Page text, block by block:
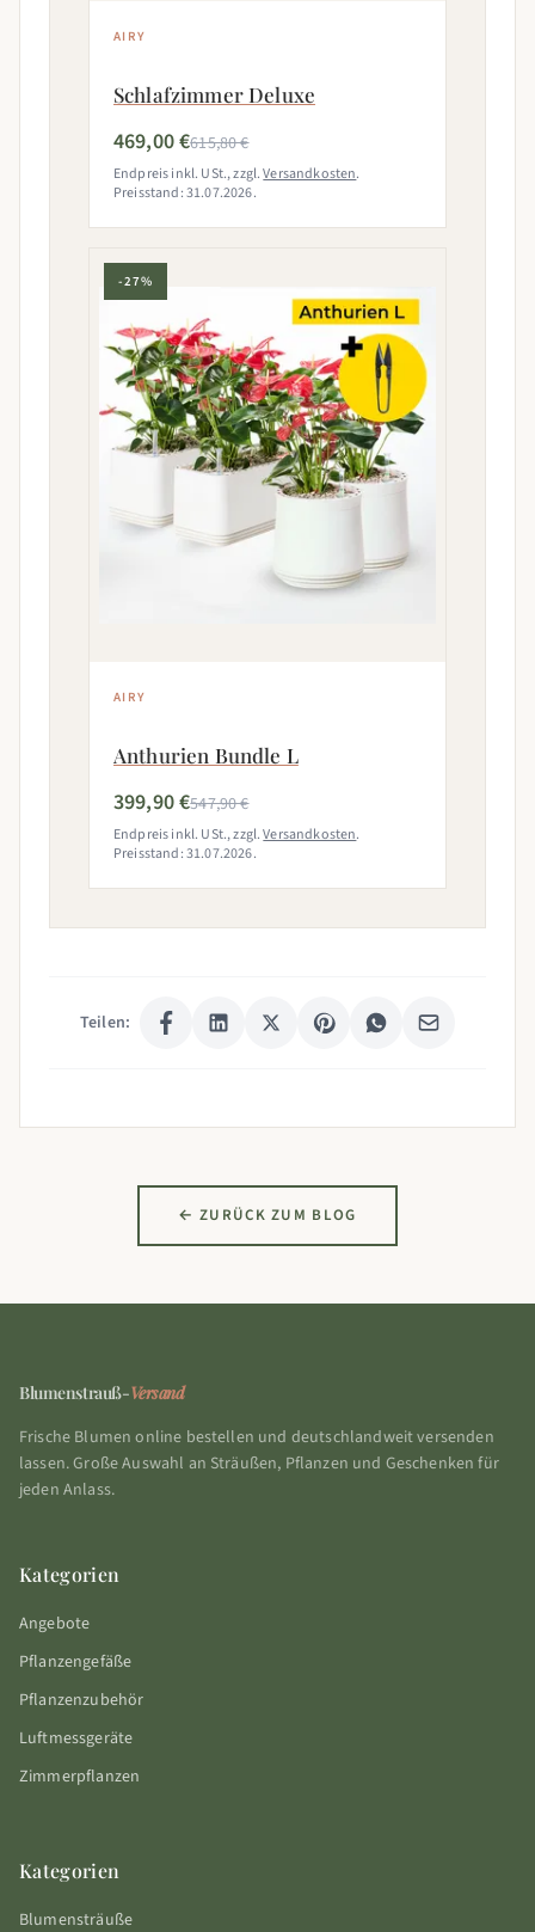
AIRY
Schlafzimmer Deluxe
469,00 €615,80 €
Endpreis inkl. USt., zzgl.Versandkosten.
Preisstand: 31.07.2026.
-27%
AIRY
Anthurien Bundle L
399,90 €547,90 €
Endpreis inkl. USt., zzgl.Versandkosten.
Preisstand: 31.07.2026.
Teilen:
← ZURÜCK ZUM BLOG
Blumenstrauß-Versand
Frische Blumen online bestellen und deutschlandweit versenden
lassen. Große Auswahl an Sträußen, Pflanzen und Geschenken für
jeden Anlass.
Kategorien
Angebote
Pflanzengefäße
Pflanzenzubehör
Luftmessgeräte
Zimmerpflanzen
Kategorien
Blumensträuße